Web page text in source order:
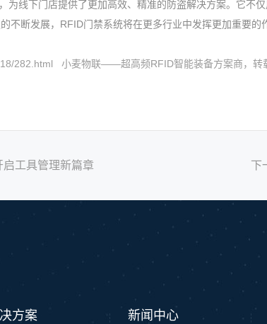
为线下门店提供了更加高效、精准的防盗解决方案。它不
不断发展，RFID门禁系统将在更多行业中发挥更加重要的
282.html 小麦物联——超高频RFID智能装备方案商，转
工具管理新篇章 下
方案 新闻中心